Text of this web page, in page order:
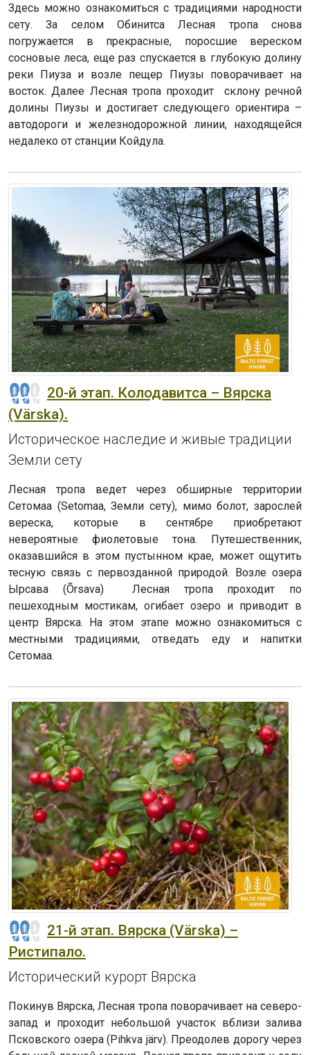
Здесь можно ознакомиться с традициями народности
сету. За селом Обинитса Лесная тропа снова
погружается в прекрасные, поросшие вереском
сосновые леса, еще раз спускается в глубокую долину
реки Пиуза и возле пещер Пиузы поворачивает на
восток. Далее Лесная тропа проходит склону речной
долины Пиузы и достигает следующего ориентира –
автодороги и железнодорожной линии, находящейся
недалеко от станции Койдула.
20-й этап. Колодавитса – Вярска
(Värska).
Историческое наследие и живые традиции
Земли сету
Лесная тропа ведет через обширные территории
Сетомаа (Setomaa, Земли сету), мимо болот, зарослей
вереска, которые в сентябре приобретают
невероятные фиолетовые тона. Путешественник,
оказавшийся в этом пустынном крае, может ощутить
тесную связь с первозданной природой. Возле озера
Ырсава (Õrsava) Лесная тропа проходит по
пешеходным мостикам, огибает озеро и приводит в
центр Вярска. На этом этапе можно ознакомиться с
местными традициями, отведать еду и напитки
Сетомаа.
21-й этап. Вярска (Värska) –
Ристипало.
Исторический курорт Вярска
Покинув Вярска, Лесная тропа поворачивает на северо-
запад и проходит небольшой участок вблизи залива
Псковского озера (Pihkva järv). Преодолев дорогу через